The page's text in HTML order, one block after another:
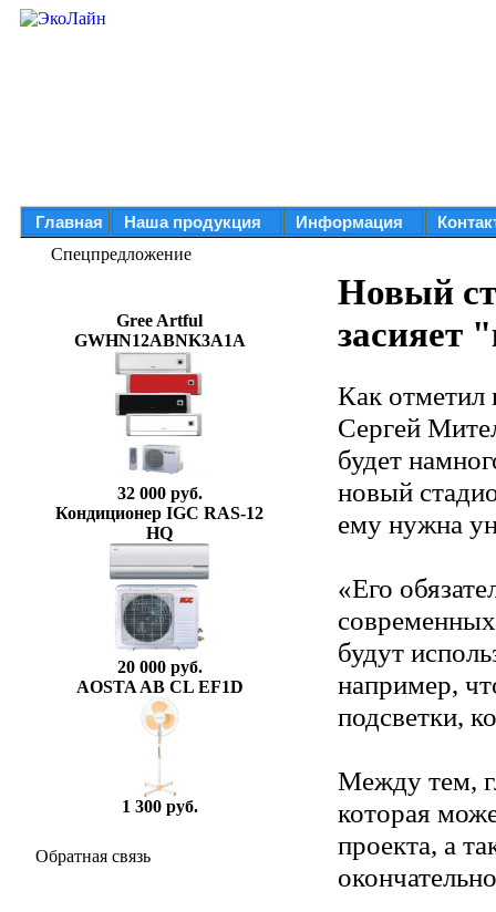
Главная Наша продукция Информация
Спецпредложение
Gree Artful
GWHN12ABNK3A1A
32 000 руб.
Кондиционер IGC RAS-12
HQ
20 000 руб.
AOSTA AB CL EF1D
1 300 руб.
Обратная связь
Новый
засияет
Как
Сергей
будет
новый
ему нужна
«Его
будут
например,
подсветки,
Между тем,
которая
проекта, а